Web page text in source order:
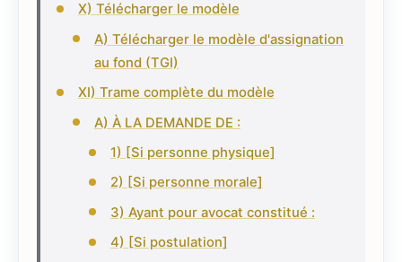
X) Télécharger le modèle
A) Télécharger le modèle d'assignation
au fond (TGI)
XI) Trame complète du modèle
A) À LA DEMANDE DE :
1) [Si personne physique]
2) [Si personne morale]
3) Ayant pour avocat constitué :
4) [Si postulation]